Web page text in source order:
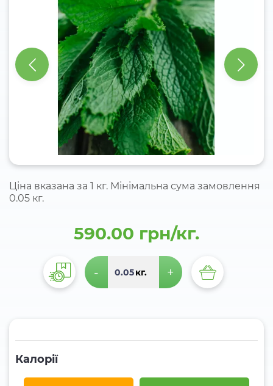
Ціна вказана за 1 кг. Мінімальна сума замовлення
0.05 кг.
590.00 грн/кг.
- кг. +
Калорії